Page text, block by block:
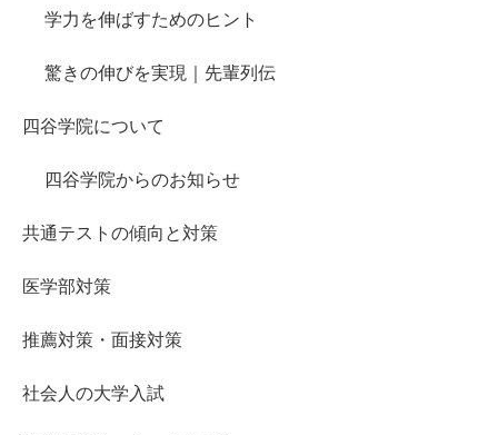
学力を伸ばすためのヒント
驚きの伸びを実現｜先輩列伝
四谷学院について
四谷学院からのお知らせ
共通テストの傾向と対策
医学部対策
推薦対策・面接対策
社会人の大学入試